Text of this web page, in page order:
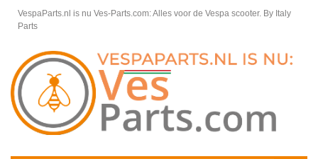
VespaParts.nl is nu Ves-Parts.com: Alles voor de Vespa scooter. By Italy
Parts